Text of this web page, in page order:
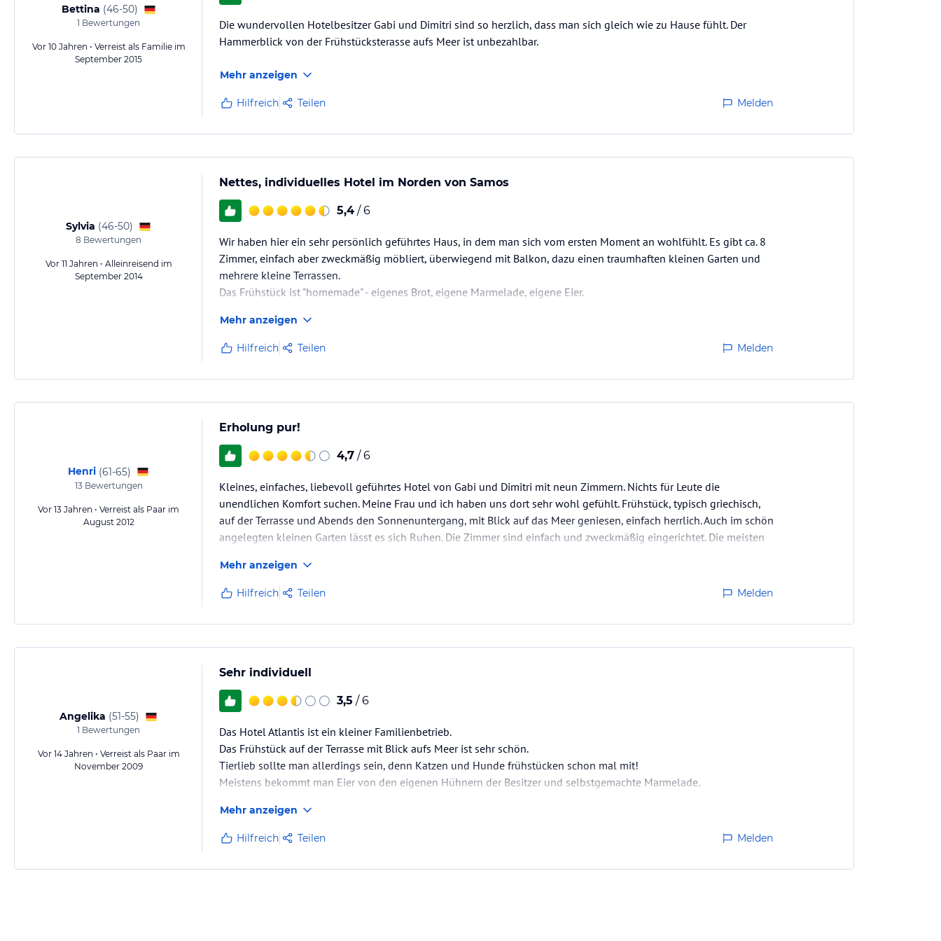
Bettina (46-50)
1 Bewertungen
Vor 10 Jahren • Verreist als Familie im
September 2015
Die wundervollen Hotelbesitzer Gabi und Dimitri sind so herzlich, dass man sich gleich wie zu Hause fühlt. Der
Hammerblick von der Frühstücksterasse aufs Meer ist unbezahlbar.
Mehr anzeigen
Hilfreich Teilen Melden
Sylvia (46-50)
8 Bewertungen
Vor 11 Jahren • Alleinreisend im
September 2014
Nettes, individuelles Hotel im Norden von Samos
5,4 / 6
Wir haben hier ein sehr persönlich geführtes Haus, in dem man sich vom ersten Moment an wohlfühlt. Es gibt ca. 8
Zimmer, einfach aber zweckmäßig möbliert, überwiegend mit Balkon, dazu einen traumhaften kleinen Garten und
mehrere kleine Terrassen.
Das Frühstück ist "homemade" - eigenes Brot, eigene Marmelade, eigene Eier.
Die Gäste (zu "meiner Zeit") überwiegend deutsch, da auch die Wirtin deutschstämmig ist.…
Mehr anzeigen
Hilfreich Teilen Melden
Henri (61-65)
13Bewertungen
Vor 13 Jahren • Verreist als Paar im
August 2012
Erholung pur!
4,7 / 6
Kleines, einfaches, liebevoll geführtes Hotel von Gabi und Dimitri mit neun Zimmern. Nichts für Leute die
unendlichen Komfort suchen. Meine Frau und ich haben uns dort sehr wohl gefühlt. Frühstück, typisch griechisch,
auf der Terrasse und Abends den Sonnenuntergang, mit Blick auf das Meer geniesen, einfach herrlich. Auch im schön
angelegten kleinen Garten lässt es sich Ruhen. Die Zimmer sind einfach und zweckmäßig eingerichtet. Die meisten
Mehr anzeigen
Hilfreich Teilen Melden
Angelika (51-55)
1 Bewertungen
Vor 14 Jahren • Verreist als Paar im
November 2009
Sehr individuell
3,5 / 6
Das Hotel Atlantis ist ein kleiner Familienbetrieb.
Das Frühstück auf der Terrasse mit Blick aufs Meer ist sehr schön.
Tierlieb sollte man allerdings sein, denn Katzen und Hunde frühstücken schon mal mit!
Meistens bekommt man Eier von den eigenen Hühnern der Besitzer und selbstgemachte Marmelade.
Das Hotel meiner Meinung nach nicht für kleine Kinder geeignet (und auch nicht für gehbehinderte Menschen).
Es gibt viele Treppen…
Mehr anzeigen
Hilfreich Teilen Melden